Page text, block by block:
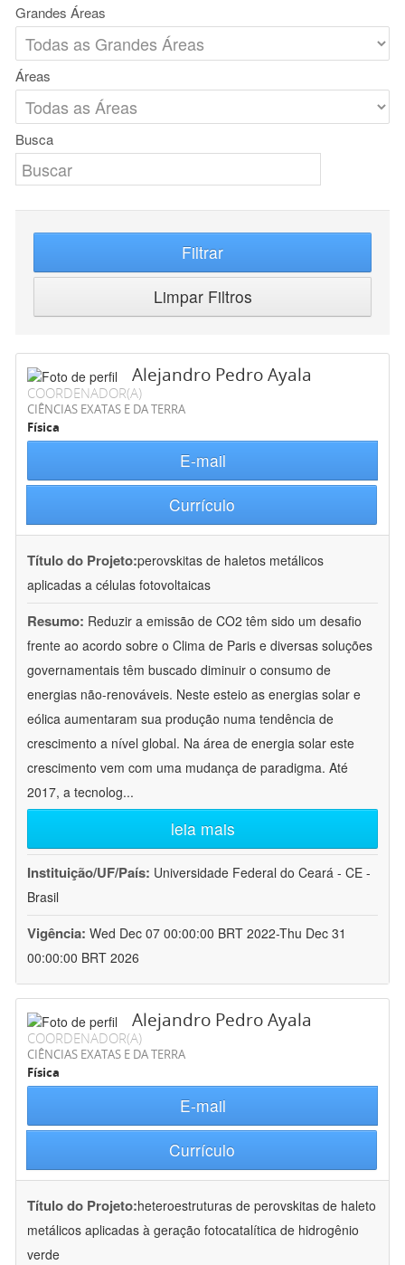
Grandes Áreas
Áreas
Busca
Filtrar
Limpar Filtros
Alejandro Pedro Ayala
COORDENADOR(A)
CIÊNCIAS EXATAS E DA TERRA
Física
E-mail
Currículo
Título do Projeto:perovskitas de haletos metálicos
aplicadas a células fotovoltaicas
Resumo: Reduzir a emissão de CO2 têm sido um desafio
frente ao acordo sobre o Clima de Paris e diversas soluções
governamentais têm buscado diminuir o consumo de
energias não-renováveis. Neste esteio as energias solar e
eólica aumentaram sua produção numa tendência de
crescimento a nível global. Na área de energia solar este
crescimento vem com uma mudança de paradigma. Até
2017, a tecnolog...
leia mais
Instituição/UF/País: Universidade Federal do Ceará - CE -
Brasil
Vigência: Wed Dec 07 00:00:00 BRT 2022-Thu Dec 31
00:00:00 BRT 2026
Alejandro Pedro Ayala
COORDENADOR(A)
CIÊNCIAS EXATAS E DA TERRA
Física
E-mail
Currículo
Título do Projeto:heteroestruturas de perovskitas de haleto
metálicos aplicadas à geração fotocatalítica de hidrogênio
verde